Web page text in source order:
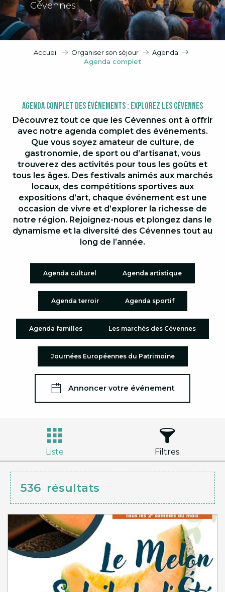
Cévennes
Accueil Organiser son séjour
Agenda
Agenda complet
Agenda Complet des Événements : Explorez les Cévennes
Découvrez tout ce que les Cévennes ont à offrir
avec notre agenda complet des événements.
Que vous soyez amateur de culture, de
gastronomie, de sport ou d’artisanat, vous
trouverez des activités pour tous les goûts et
tous les âges. Des festivals animés aux marchés
locaux, des compétitions sportives aux
expositions d’art, chaque événement est une
occasion de vivre et d’explorer la richesse de
notre région. Rejoignez-nous et plongez dans le
dynamisme et la diversité des Cévennes tout au
long de l’année.
Agenda culturel Agenda artistique
Agenda terroir Agenda sportif
Agenda familles Les marchés des Cévennes
Journées Européennes du Patrimoine
Annoncer votre événement
Liste Filtres
536 résultats